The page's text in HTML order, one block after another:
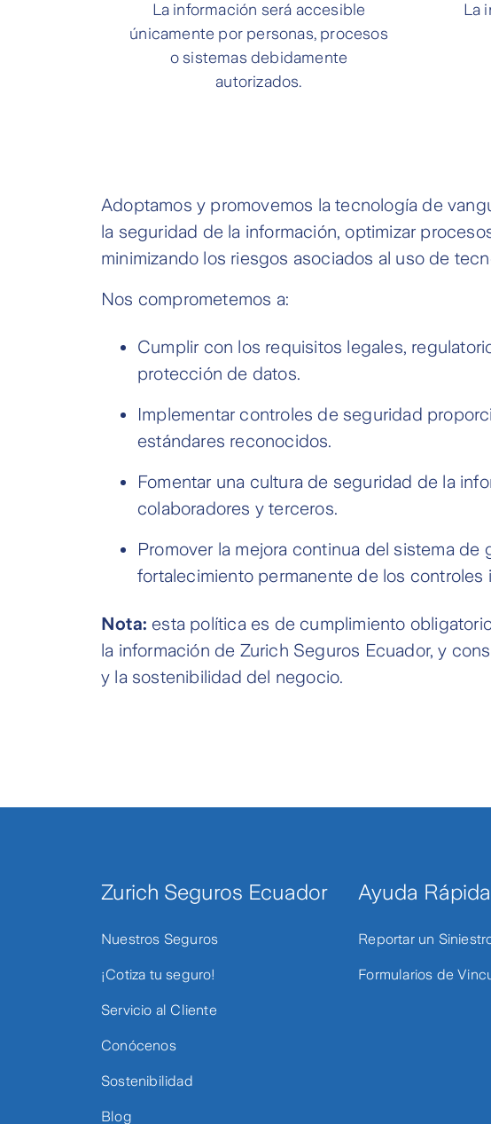
La información será accesible
únicamente por personas, procesos
o sistemas debidamente
autorizados.
La
Adoptamos y promovemos la tecnología de
la seguridad de la información, optimizar
minimizando los riesgos asociados al uso de
Nos comprometemos a:
Cumplir con los requisitos legales,
protección de datos.
Implementar controles de seguridad
estándares reconocidos.
Fomentar una cultura de seguridad de la
colaboradores y terceros.
Promover la mejora continua del sistema
fortalecimiento permanente de los controles
Nota: esta política es de cumplimiento
la información de Zurich Seguros Ecuador, y
y la sostenibilidad del negocio.
Zurich Seguros Ecuador
Nuestros Seguros
¡Cotiza tu seguro!
Servicio al Cliente
Conócenos
Sostenibilidad
Blog
Ayuda Rápida
Reportar un
Formularios de